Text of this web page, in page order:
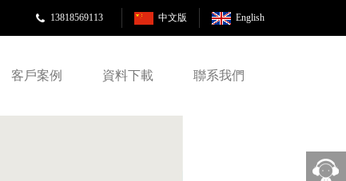
English
中文版
13818569113
客戶案例 資料下載 聯系我們